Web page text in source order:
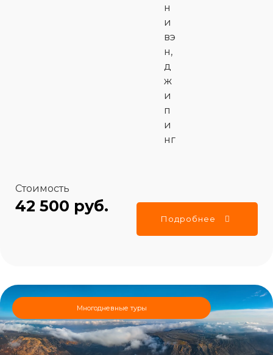
н
и
вэ
н,
д
ж
и
п
и
нг
Стоимость
42 500 руб.
Подробнее
Многодневные туры